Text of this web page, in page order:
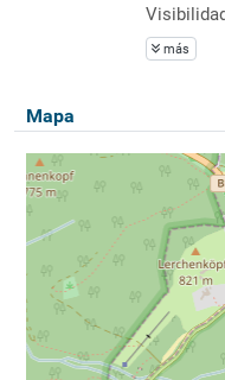
más
Mapa